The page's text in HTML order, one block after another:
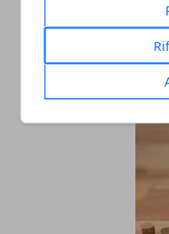
Gli
per eventi